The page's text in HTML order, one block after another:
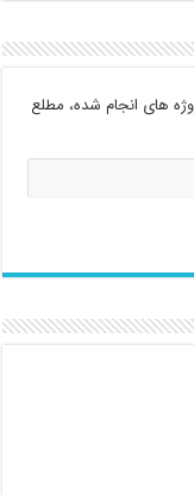
های انجام شده، مطلع